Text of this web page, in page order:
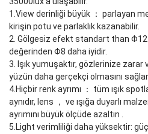
1.View derinliği büyük ： parlayan
kirişin potu ve parlaklık kazanabilir.
2. Gölgesiz efekt standart than
değerinden Φ8 daha iyidir.
3. Işık yumuşaktır, gözlerinize
yüzün daha gerçekçi olmasını sağlar.
4.Hiçbir renk ayrımı ： tüm ışık
aynıdır, lens ， ve ışığa duyarlı
ayrımını büyük ölçüde azaltın .
5.Light verimliliği daha yüksektir: güç